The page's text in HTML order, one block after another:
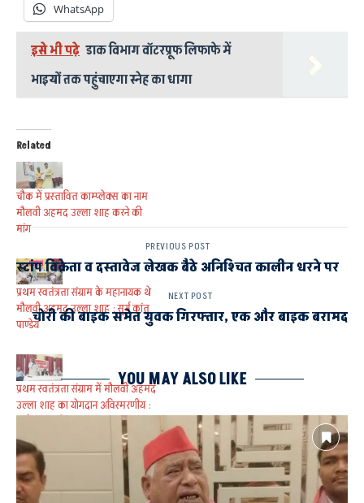
WhatsApp
इसे भी पढ़े डाक विभाग वॉटरप्रूफ लिफाफे में
भाइयों तक पहुंचाएगा स्नेह का धागा
Related
चौक में प्रस्तावित काम्प्लेक्स का नाम
मौलवी अहमद उल्ला शाह करने की
मांग
प्रथम स्वतंत्रता संग्राम के महानायक थे
मौलवी अहमद उल्ला शाह : सूर्य कांत
पाण्डेय
प्रथम स्वतंत्रता संग्राम में मौलवी अहमद
उल्ला शाह का योगदान अविस्मरणीय :
PREVIOUS POST
स्टांप विक्रेता व दस्तावेज लेखक बैठे अनिश्चित कालीन धरने पर
NEXT POST
चोरी की बाइक समेत युवक गिरफ्तार, एक और बाइक बरामद
YOU MAY ALSO LIKE